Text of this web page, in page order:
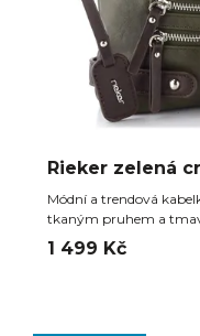
Rieker zelená
Módní a trendová
tkaným pruhem a
1 499 Kč